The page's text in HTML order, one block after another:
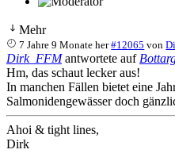
Mehr
7 Jahre 9 Monate her #12065 von
Dirk_FFMantwortete auf
Hm, das schaut lecker aus!
In manchen Fällen bietet eine
Salmonidengewässer doch
Ahoi & tight lines,
Dirk